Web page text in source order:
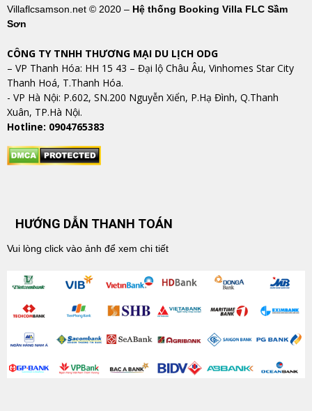
Villaflcsamson.net © 2020 – Hệ thống Booking Villa FLC Sầm
Sơn
CÔNG TY TNHH THƯƠNG MẠI DU LỊCH ODG
– VP Thanh Hóa: HH 15 43 – Đại lộ Châu Âu, Vinhomes Star City
Thanh Hoá, T.Thanh Hóa.
​​​​​​​- VP Hà Nội: P.602, SN.200 Nguyễn Xiển, P.Hạ Đình, Q.Thanh
Xuân, TP.Hà Nội.
Hotline: 0904765383
HƯỚNG DẪN THANH TOÁN
Vui lòng click vào ảnh để xem chi tiết